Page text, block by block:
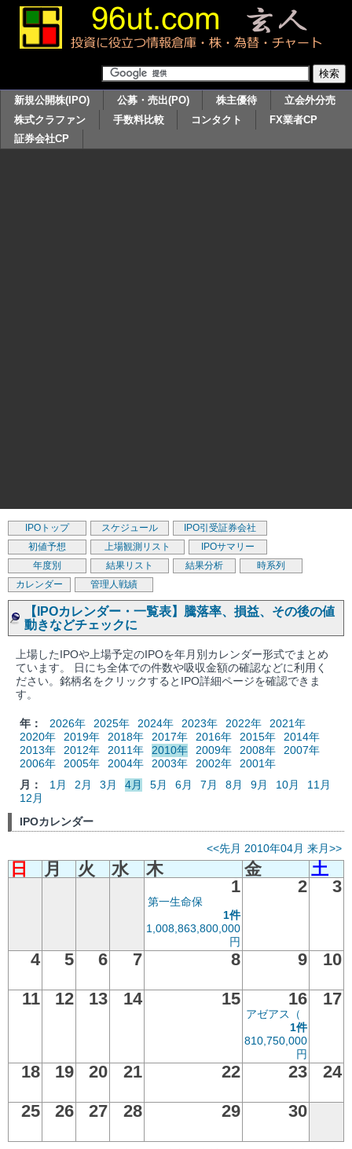
新規公開株(IPO) 公募・売出(PO) 株主優待
立会外分売
株式クラファン
手数料比較 コンタクト
FX業者CP
証券会社CP
IPOトップ スケジュール
IPO引受証券会社
初値予想
上場観測リスト
IPOサマリー
年度別
結果リスト 結果分析
時系列
カレンダー
管理人戦績
【IPOカレンダー・一覧表】騰落率、損益、その後の値
動きなどチェックに
上場したIPOや上場予定のIPOを年月別カレンダー形式でまとめ
ています。 日にち全体での件数や吸収金額の確認などに利用く
ださい。銘柄名をクリックするとIPO詳細ページを確認できま
す。
年： 2026年 2025年 2024年 2023年 2022年
2021年
2020年
2019年 2018年 2017年 2016年 2015年
2014年
2013年
2012年 2011年 2010年 2009年 2008年
2007年
2006年
2005年 2004年 2003年 2002年
2001年
月：
1月 2月 3月 4月 5月 6月 7月 8月 9月 10月
11月
12月
IPOカレンダー
<<先月 2010年04月 来月>>
日 月 火 水 木 金
土
1
第一生命保
1件
1,008,863,800,000
円
2 3
4 5 6 7 8 9
10
11
12 13 14 15 16
アゼアス（
1件
810,750,000
円
17
18 19 20 21 22 23
24
25
26 27 28 29 30